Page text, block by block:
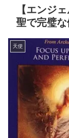
【エンジ
聖で完璧
天使